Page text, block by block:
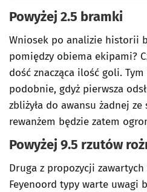
Powyżej 2.5 bramki
Wniosek po analizie historii
pomiędzy obiema ekipami?
dość znacząca ilość goli.
podobnie, gdyż pierwsza
zbliżyła do awansu żadnej
rewanżem będzie zatem
Powyżej 9.5 rzutów
Druga z propozycji
Feyenoord typy warte uwagi